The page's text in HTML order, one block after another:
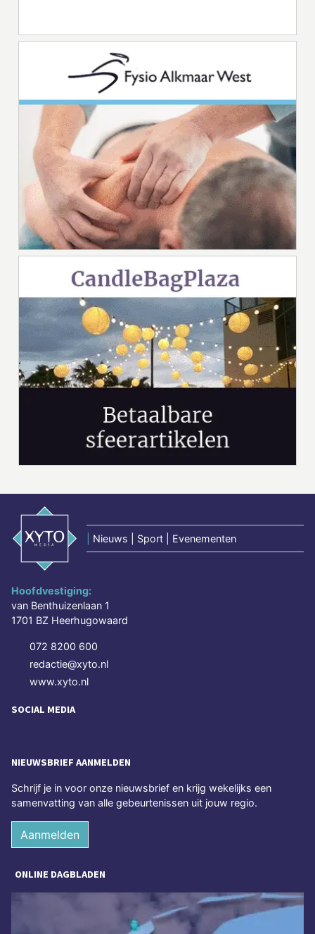
Nieuws | Sport | Evenementen
Hoofdvestiging:
van Benthuizenlaan 1
1701 BZ Heerhugowaard
072 8200 600
redactie@xyto.nl
www.xyto.nl
SOCIAL MEDIA
NIEUWSBRIEF AANMELDEN
Schrijf je in voor onze nieuwsbrief en krijg wekelijks een
samenvatting van alle gebeurtenissen uit jouw regio.
Aanmelden
ONLINE DAGBLADEN